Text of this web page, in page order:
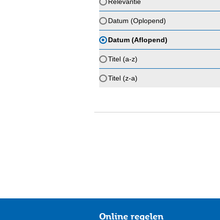
Datum (Oplopend)
Datum (Aflopend)
Titel (a-z)
Titel (z-a)
Online regelen